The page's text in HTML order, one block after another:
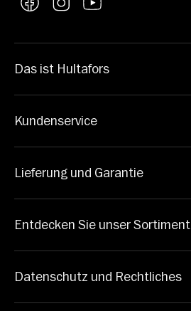
FacebookInstagramYouTube
Das ist Hultafors
Kundenservice
Lieferung und Garantie
Entdecken Sie unser Sortiment
Datenschutz und Rechtliches